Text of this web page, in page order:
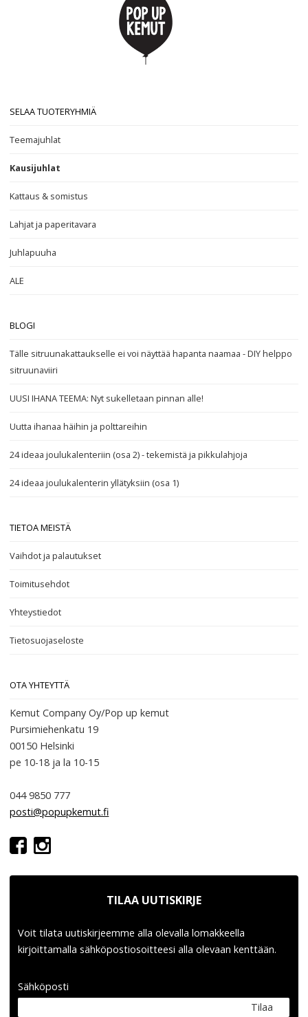
SELAA TUOTERYHMIÄ
Teemajuhlat
Kausijuhlat
Kattaus & somistus
Lahjat ja paperitavara
Juhlapuuha
ALE
BLOGI
Tälle sitruunakattaukselle ei voi näyttää hapanta naamaa - DIY helppo
sitruunaviiri
UUSI IHANA TEEMA: Nyt sukelletaan pinnan alle!
Uutta ihanaa häihin ja polttareihin
24 ideaa joulukalenteriin (osa 2) - tekemistä ja pikkulahjoja
24 ideaa joulukalenterin yllätyksiin (osa 1)
TIETOA MEISTÄ
Vaihdot ja palautukset
Toimitusehdot
Yhteystiedot
Tietosuojaseloste
OTA YHTEYTTÄ
Kemut Company Oy/Pop up kemut
Pursimiehenkatu 19
00150 Helsinki
pe 10-18 ja la 10-15
044 9850 777
posti@popupkemut.fi
TILAA UUTISKIRJE
Voit tilata uutiskirjeemme alla olevalla lomakkeella
kirjoittamalla sähköpostiosoitteesi alla olevaan kenttään.
Sähköposti
Tilaa